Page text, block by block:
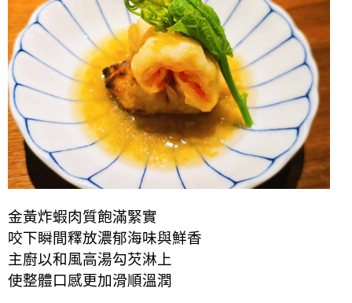
金黃炸蝦肉質飽滿緊實
咬下瞬間釋放濃郁海味與鮮香
主廚以和風高湯勾芡淋上
使整體口感更加滑順溫潤